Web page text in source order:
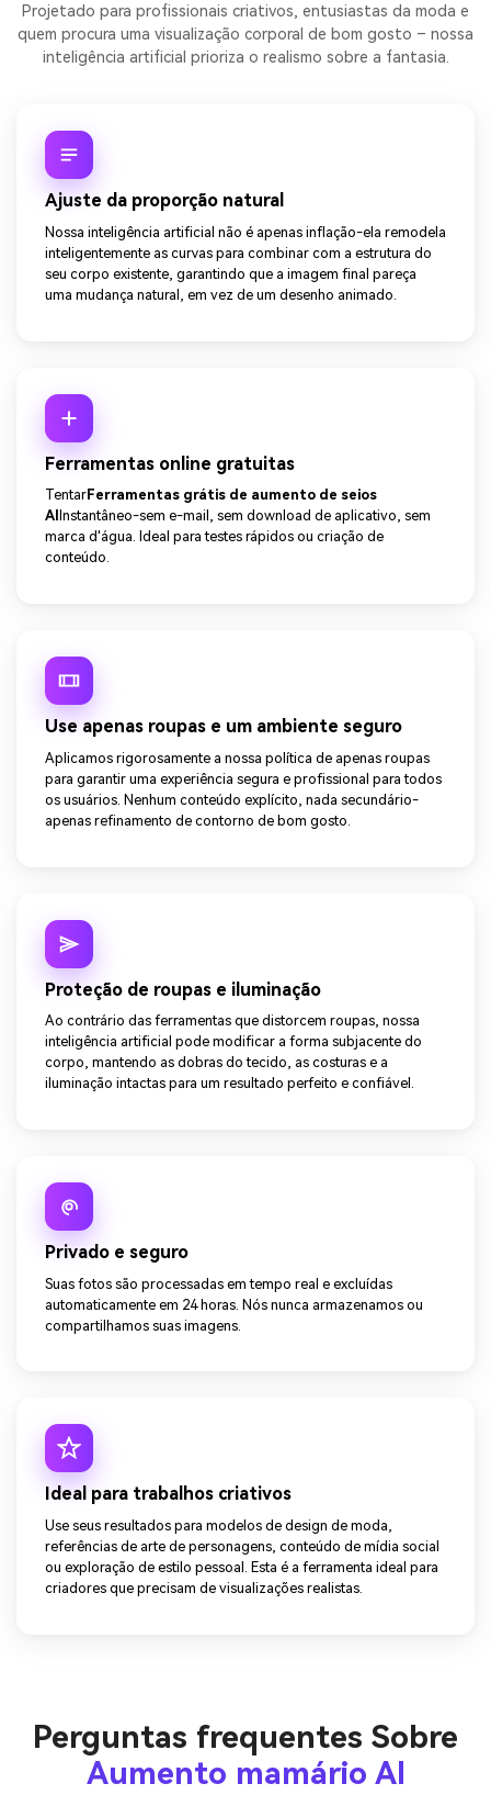
Projetado para profissionais criativos, entusiastas da moda e
quem procura uma visualização corporal de bom gosto – nossa
inteligência artificial prioriza o realismo sobre a fantasia.
Ajuste da proporção natural
Nossa inteligência artificial não é apenas inflação-ela remodela
inteligentemente as curvas para combinar com a estrutura do
seu corpo existente, garantindo que a imagem final pareça
uma mudança natural, em vez de um desenho animado.
Ferramentas online gratuitas
TentarFerramentas grátis de aumento de seios
AI Instantâneo-sem e-mail, sem download de aplicativo, sem
marca d'água. Ideal para testes rápidos ou criação de
conteúdo.
Use apenas roupas e um ambiente seguro
Aplicamos rigorosamente a nossa política de apenas roupas
para garantir uma experiência segura e profissional para todos
os usuários. Nenhum conteúdo explícito, nada secundário-
apenas refinamento de contorno de bom gosto.
Proteção de roupas e iluminação
Ao contrário das ferramentas que distorcem roupas, nossa
inteligência artificial pode modificar a forma subjacente do
corpo, mantendo as dobras do tecido, as costuras e a
iluminação intactas para um resultado perfeito e confiável.
Privado e seguro
Suas fotos são processadas em tempo real e excluídas
automaticamente em 24 horas. Nós nunca armazenamos ou
compartilhamos suas imagens.
Ideal para trabalhos criativos
Use seus resultados para modelos de design de moda,
referências de arte de personagens, conteúdo de mídia social
ou exploração de estilo pessoal. Esta é a ferramenta ideal para
criadores que precisam de visualizações realistas.
Perguntas frequentes Sobre
Aumento mamário AI